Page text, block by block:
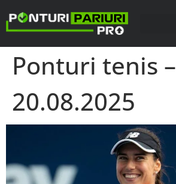
Ponturi tenis –
20.08.2025